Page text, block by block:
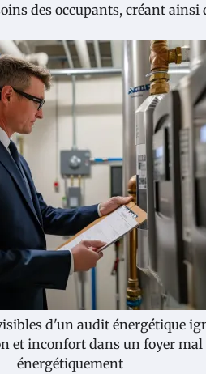
des occupants, créant ainsi
d'un audit énergétique
et inconfort dans un foyer mal
énergétiquement